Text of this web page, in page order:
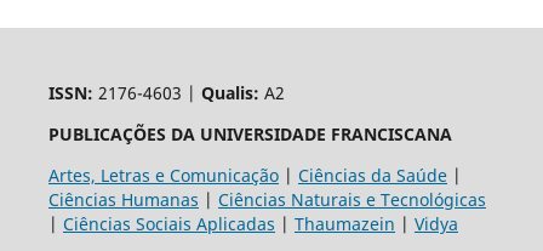
ISSN: 2176-4603 | Qualis: A2
PUBLICAÇÕES DA UNIVERSIDADE FRANCISCANA
Artes, Letras e Comunicação| Ciências da Saúde|
Ciências Humanas | Ciências Naturais e Tecnológicas
| Ciências Sociais Aplicadas | Thaumazein | Vidya